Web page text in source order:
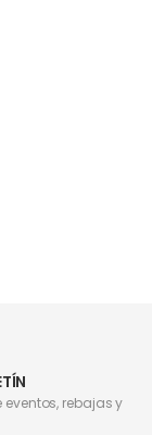
rebajas y